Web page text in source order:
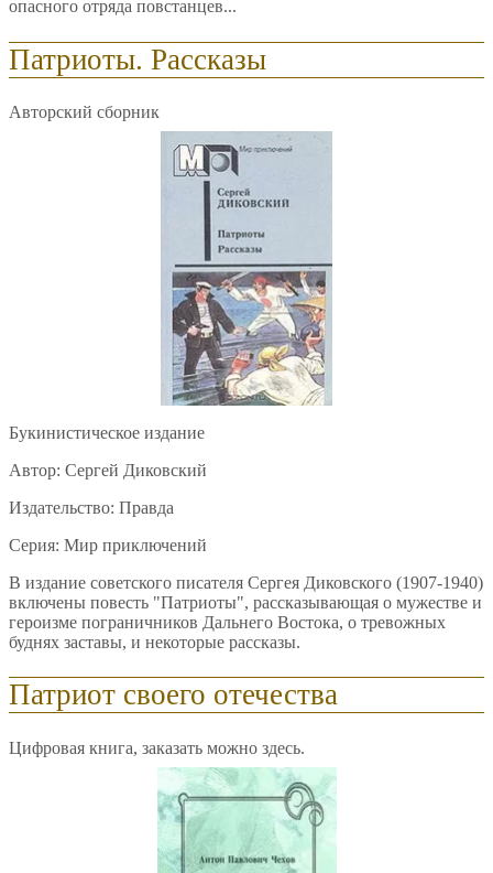
опасного отряда повстанцев...
Патриоты. Рассказы
Авторский сборник
Букинистическое издание
Автор: Сергей Диковский
Издательство: Правда
Серия: Мир приключений
В издание советского писателя Сергея Диковского (1907-1940)
включены повесть "Патриоты", рассказывающая о мужестве и
героизме пограничников Дальнего Востока, о тревожных
буднях заставы, и некоторые рассказы.
Патриот своего отечества
Цифровая книга, заказать можно здесь.